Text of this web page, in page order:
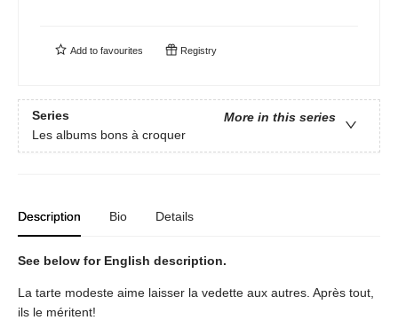
Add to favourites Registry
Series
More in this series
Les albums bons à croquer
Description Bio Details
See below for English description.
La tarte modeste aime laisser la vedette aux autres. Après tout,
ils le méritent!